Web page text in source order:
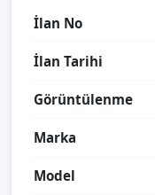
İlan No
İlan Tarihi
Görüntülenme
Marka
Model